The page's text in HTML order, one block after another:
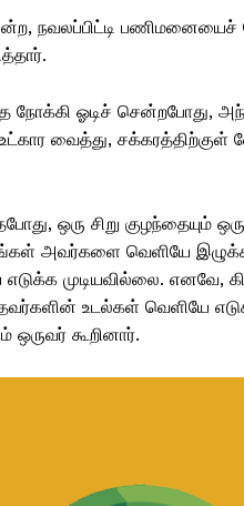
நவலப்பிட்டி
நோக்கி ஓடிச் சென்றபோது,
வைத்து, சக்கரத்திற்குள்
​​ஒரு சிறு
அவர்களை வெளியே
முடியவில்லை. எனவே,
உடல்கள் வெளியே
ஒருவர் கூறினார்.